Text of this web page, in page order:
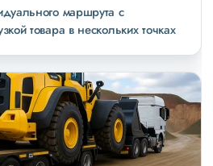
маршрута с
товара в нескольких точках